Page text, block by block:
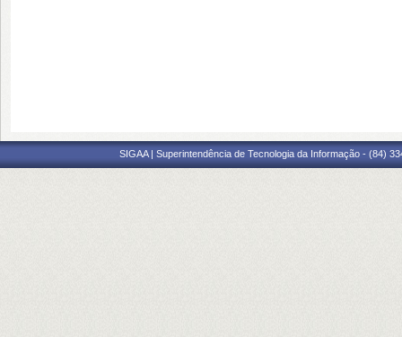
SIGAA | Superintendência de Tecnologia da Informação - (84)